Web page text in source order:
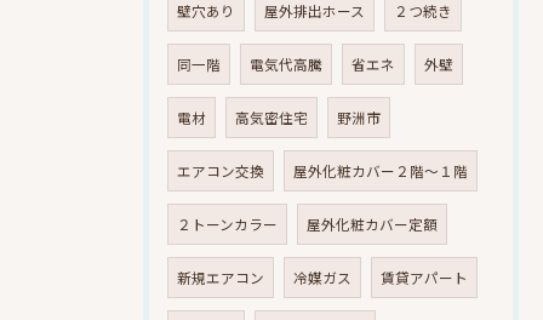
壁穴あり 屋外排出ホース ２つ続き
同一階 電気代高騰 省エネ 外壁
電材 高気密住宅 野洲市
エアコン交換 屋外化粧カバー２階～１階
２トーンカラー 屋外化粧カバー定額
新規エアコン 冷媒ガス 賃貸アパート